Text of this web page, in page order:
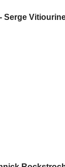
Serge